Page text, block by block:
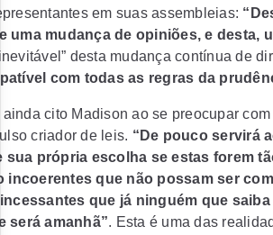
em suas assembleias:
uma mudança de opiniões, e desta,
desta mudança contínua de
com todas as regras da
cito Madison ao se preocupar
criador de leis. “De pouco servirá
sua própria escolha se estas forem
incoerentes que não possam ser
que já ninguém que
será amanhã”. Esta é uma das